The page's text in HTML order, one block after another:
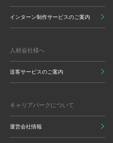
インターン制作サービスのご案内
人材会社様へ
送客サービスのご案内
キャリアパークについて
運営会社情報